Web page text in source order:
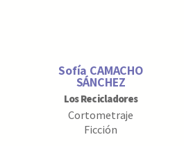
Sofía CAMACHO
SÁNCHEZ
Los Recicladores
Cortometraje
Ficción